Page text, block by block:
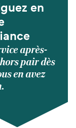
en
après-
pair dès
en avez